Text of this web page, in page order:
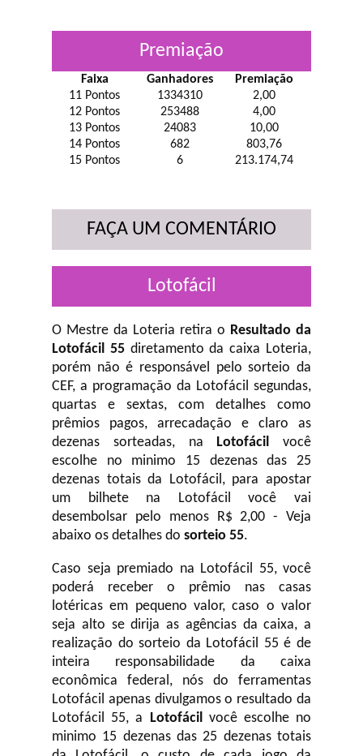
Premiação
Faixa Ganhadores
Premiação
11 Pontos
1334310
2,00
12 Pontos
253488
4,00
13 Pontos
24083
10,00
14 Pontos
682
803,76
15 Pontos
6 213.174,74
FAÇA UM COMENTÁRIO
Lotofácil
O Mestre da Loteria retira o Resultado da
Lotofácil 55diretamento da caixa Loteria,
porém não é responsável pelo sorteio da
CEF, a programação da Lotofácil segundas,
quartas e sextas, com detalhes como
prêmios pagos, arrecadação e claro as
dezenas sorteadas, na Lotofácil você
escolhe no minimo 15 dezenas das 25
dezenas totais da Lotofácil, para apostar
um bilhete na Lotofácil você vai
desembolsar pelo menos R$ 2,00 - Veja
abaixo os detalhes do sorteio 55.
Caso seja premiado na Lotofácil 55, você
poderá receber o prêmio nas casas
lotéricas em pequeno valor, caso o valor
seja alto se dirija as agências da caixa, a
realização do sorteio da Lotofácil 55 é de
inteira responsabilidade da caixa
econômica federal, nós do ferramentas
Lotofácil apenas divulgamos o resultado da
Lotofácil 55, a Lotofácilvocê escolhe no
minimo 15 dezenas das 25 dezenas totais